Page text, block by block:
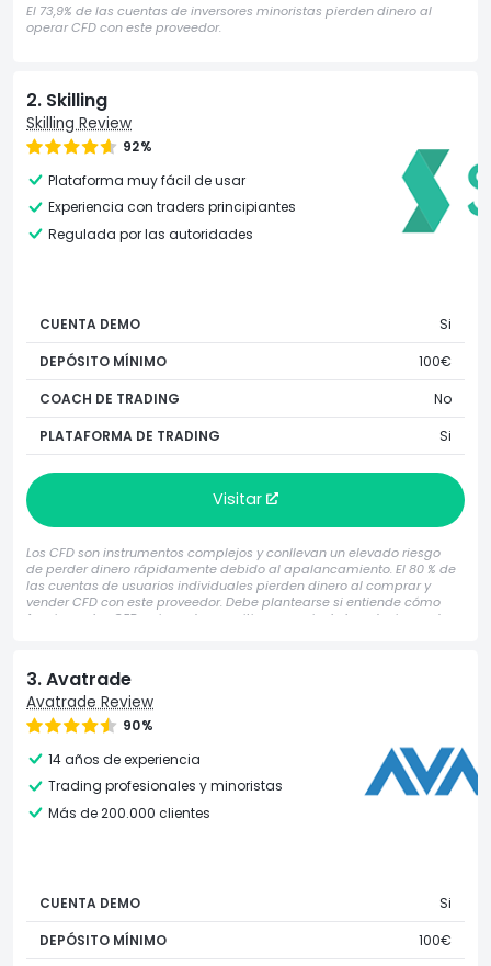
El 73,9% de las cuentas de inversores minoristas pierden dinero al
operar CFD con este proveedor.
2. Skilling
Skilling Review
92%
Plataforma muy fácil de usar
Experiencia con traders principiantes
Regulada por las autoridades
CUENTA DEMO
Si
DEPÓSITO MÍNIMO
100€
COACH DE TRADING
No
PLATAFORMA DE TRADING
Si
Visitar
Los CFD son instrumentos complejos y conllevan un elevado riesgo
de perder dinero rápidamente debido al apalancamiento. El 80 % de
las cuentas de usuarios individuales pierden dinero al comprar y
vender CFD con este proveedor. Debe plantearse si entiende cómo
funcionan los CFD y si puede permitirse asumir el elevado riesgo de
3. Avatrade
Avatrade Review
90%
14 años de experiencia
Trading profesionales y minoristas
Más de 200.000 clientes
CUENTA DEMO
Si
DEPÓSITO MÍNIMO
100€